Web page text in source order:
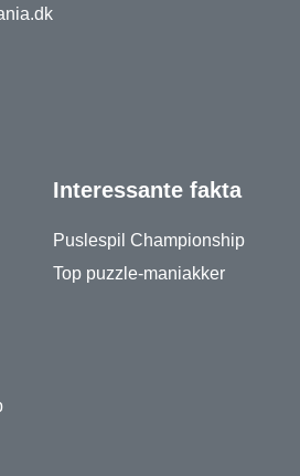
Interessante fakta
Puslespil Championship
Top puzzle-maniakker